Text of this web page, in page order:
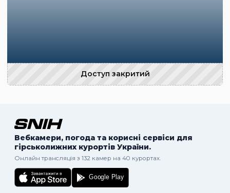
Доступ закритий
Вебкамери, погода та корисні сервіси для
гірськолижних курортів України.
Онлайн трансляція з 132 камер на 40 курортах.